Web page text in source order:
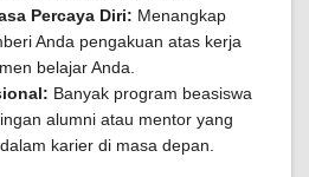
Percaya Diri: Menangkap
Anda pengakuan atas kerja
belajar Anda.
Banyak program beasiswa
alumni atau mentor yang
karier di masa depan.